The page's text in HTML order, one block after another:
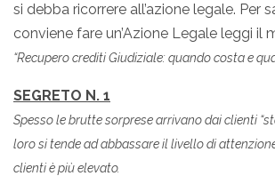
si debba ricorrere all’azione legale. Per
conviene fare un’Azione Legale leggi il
“Recupero crediti Giudiziale: quando costa e
SEGRETO N. 1
Spesso le brutte sorprese arrivano dai clienti
loro si tende ad abbassare il livello di
clienti è più elevato.